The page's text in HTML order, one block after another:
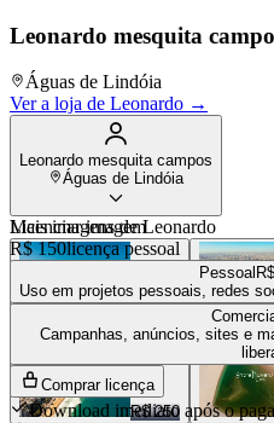
Leonardo mesquita
Águas de Lindóia
Ver a loja de Leonardo →
Leonardo mesquita campos
Águas de Lindóia
Mais imagens deLeonardo
R$ 250
Licenciar imagem
R$ 150licença pessoal
Pessoal
Uso em projetos pessoais, redes
Campanhas, anúncios, sites e
Comprar licença
Download imediato após o